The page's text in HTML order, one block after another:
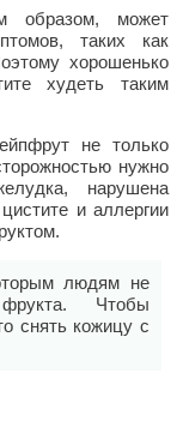
образом, может
таких как
хорошенько
худеть таким
не только
нужно
нарушена
и аллергии
людям не
Чтобы
снять кожицу с